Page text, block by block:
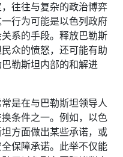
往往与复杂的政治博弈
行为可能是以色列政府
系的手段。释放巴勒斯
众的愤怒，还可能有助
勒斯坦内部的和解进
是在与巴勒斯坦领导人
条件之一。例如，以色
方面做出某些承诺，或
保障承诺。此举不仅能